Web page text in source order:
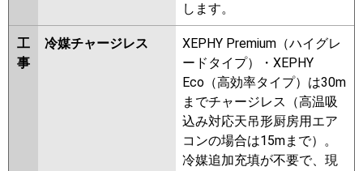
します。
工
事
冷媒チャージレス
XEPHY Premium（ハイグレ
ードタイプ）・XEPHY
Eco（高効率タイプ）は30m
までチャージレス（高温吸
込み対応天吊形厨房用エア
コンの場合は15mまで）。
冷媒追加充填が不要で、現